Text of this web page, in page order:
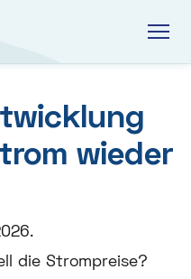
wieder
die Strompreise?